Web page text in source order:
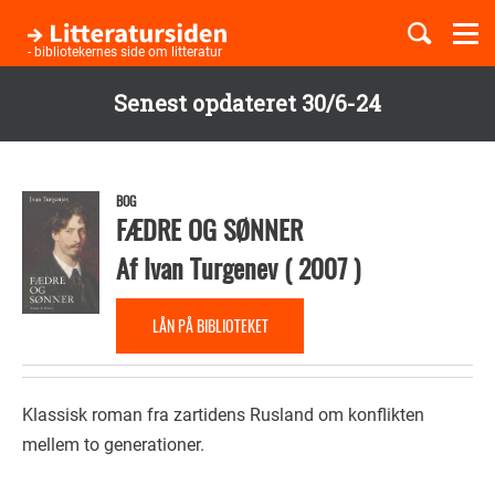
Senest opdateret 30/6-24
hovedindhold
- bibliotekernes side om litteratur
Børnebøger
Temaer
BOG
FÆDRE OG SØNNER
AfIvan Turgenev(2007)
LÅN PÅ BIBLIOTEKET
Klassisk roman fra zartidens Rusland om konflikten
mellem to generationer.